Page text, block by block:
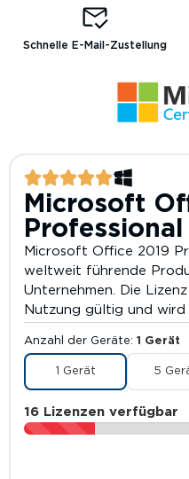
Schnelle E-Mail-Zustellung
Microsoft
Professional
Microsoft Office 2019
weltweit führende
Unternehmen. Die
Nutzung gültig und wird
Anzahl der Geräte 1 Gerät
1 Gerät 5
16 Lizenzen verfügbar